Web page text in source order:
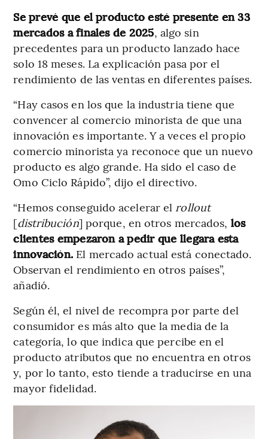
Se prevé que el producto esté presente en 33
mercados a finales de 2025, algo sin
precedentes para un producto lanzado hace
solo 18 meses. La explicación pasa por el
rendimiento de las ventas en diferentes países.
“Hay casos en los que la industria tiene que
convencer al comercio minorista de que una
innovación es importante. Y a veces el propio
comercio minorista ya reconoce que un nuevo
producto es algo grande. Ha sido el caso de
Omo Ciclo Rápido”, dijo el directivo.
“Hemos conseguido acelerar el rollout
[distribución] porque, en otros mercados, los
clientes empezaron a pedir que llegara esta
innovación. El mercado actual está conectado.
Observan el rendimiento en otros países”,
añadió.
Según él, el nivel de recompra por parte del
consumidor es más alto que la media de la
categoría, lo que indica que percibe en el
producto atributos que no encuentra en otros
y, por lo tanto, esto tiende a traducirse en una
mayor fidelidad.